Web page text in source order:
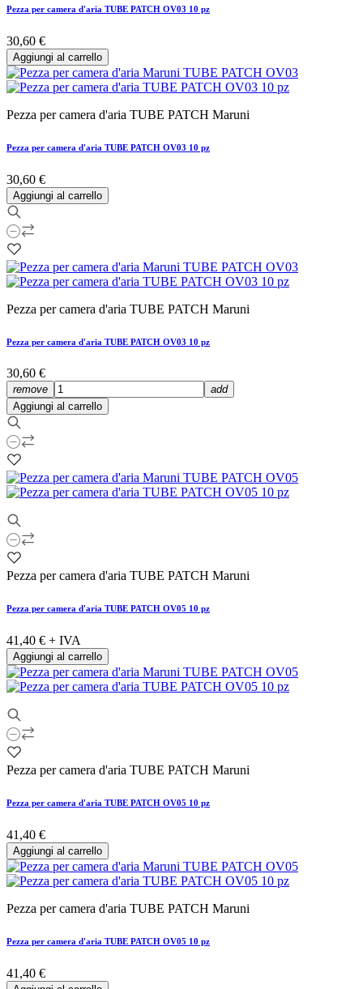
Pezza per camera d'aria TUBE PATCH OV03 10 pz
30,60 €
Aggiungi al carrello
Pezza per camera d'aria TUBE PATCH Maruni
Pezza per camera d'aria TUBE PATCH OV03 10 pz
30,60 €
Aggiungi al carrello
Pezza per camera d'aria TUBE PATCH Maruni
Pezza per camera d'aria TUBE PATCH OV03 10 pz
30,60 €
remove
add
Aggiungi al carrello
Pezza per camera d'aria TUBE PATCH Maruni
Pezza per camera d'aria TUBE PATCH OV05 10 pz
41,40 € + IVA
Aggiungi al carrello
Pezza per camera d'aria TUBE PATCH Maruni
Pezza per camera d'aria TUBE PATCH OV05 10 pz
41,40 €
Aggiungi al carrello
Pezza per camera d'aria TUBE PATCH Maruni
Pezza per camera d'aria TUBE PATCH OV05 10 pz
41,40 €